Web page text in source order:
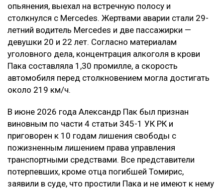
опьянения, выехал на встречную полосу и
столкнулся с Mercedes. Жертвами аварии стали 29-
летний водитель Mercedes и две пассажирки —
девушки 20 и 22 лет. Согласно материалам
уголовного дела, концентрация алкоголя в крови
Пака составляла 1,30 промилле, а скорость
автомобиля перед столкновением могла достигать
около 219 км/ч.
В июне 2026 года Александр Пак был признан
виновным по части 4 статьи 345-1 УК РК и
приговорен к 10 годам лишения свободы с
пожизненным лишением права управления
транспортными средствами. Все представители
потерпевших, кроме отца погибшей Томирис,
заявили в суде, что простили Пака и не имеют к нему